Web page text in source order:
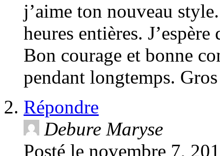
j’aime ton nouveau
heures entières.
Bon courage et bonne
pendant longtemps.
Répondre
Debure Maryse
Posté le novembre 7,